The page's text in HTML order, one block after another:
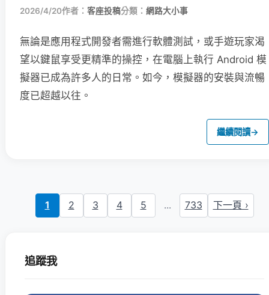
2026/4/20作者： 客座投稿分類： 網路大小事
無論是應用程式開發者需進行軟體測試，或手遊玩家渴
望以鍵鼠享受更精準的操控，在電腦上執行 Android 模
擬器已成為許多人的日常。如今，模擬器的安裝與流暢
度已超越以往。
繼續閱讀→
1 2 3 4 5 ... 733 下一頁 ›
追蹤我